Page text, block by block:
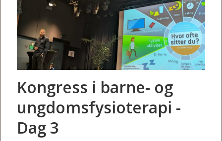
Kongress i barne- og
ungdomsfysioterapi -
Dag 3